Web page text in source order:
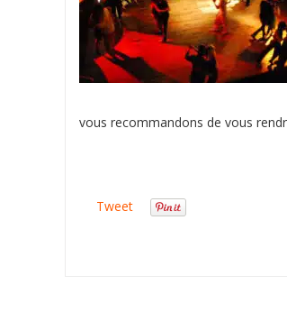
vous recommandons de vous
Tweet